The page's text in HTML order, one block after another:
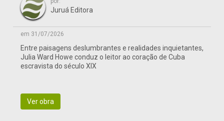
Juruá Editora
em 31/07/2026
Entre paisagens deslumbrantes e realidades inquietantes,
Julia Ward Howe conduz o leitor ao coração de Cuba
escravista do século XIX
Ver obra